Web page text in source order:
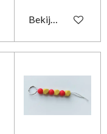
Bekijk details